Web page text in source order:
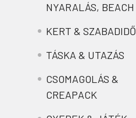
NYARALÁS, BEACH
KERT & SZABADIDŐ
TÁSKA & UTAZÁS
CSOMAGOLÁS &
CREAPACK